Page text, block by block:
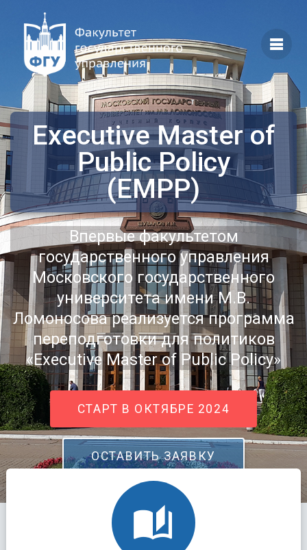
контенту
Executive Master of
Public Policy
(EMPP)
Впервые факультетом
государственного управления
Московского государственного
университета имени М.В.
Ломоносова реализуется программа
переподготовки для политиков
«Executive Master of Public Policy»
СТАРТ В ОКТЯБРЕ 2024
ОСТАВИТЬ ЗАЯВКУ